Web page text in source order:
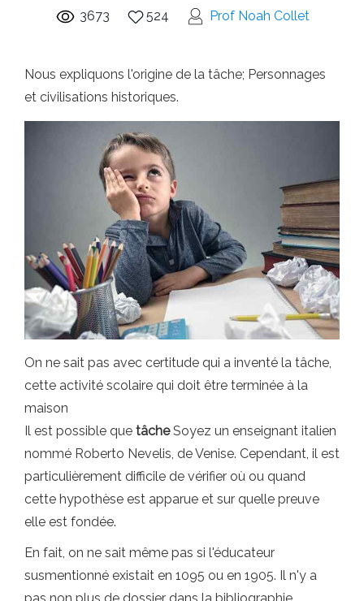
3673 524 Prof Noah Collet
Nous expliquons l'origine de la tâche; Personnages
et civilisations historiques.
On ne sait pas avec certitude qui a inventé la tâche,
cette activité scolaire qui doit être terminée à la
maison
Il est possible que tâcheSoyez un enseignant italien
nommé Roberto Nevelis, de Venise. Cependant, il est
particulièrement difficile de vérifier où ou quand
cette hypothèse est apparue et sur quelle preuve
elle est fondée.
En fait, on ne sait même pas si l'éducateur
susmentionné existait en 1095 ou en 1905. Il n'y a